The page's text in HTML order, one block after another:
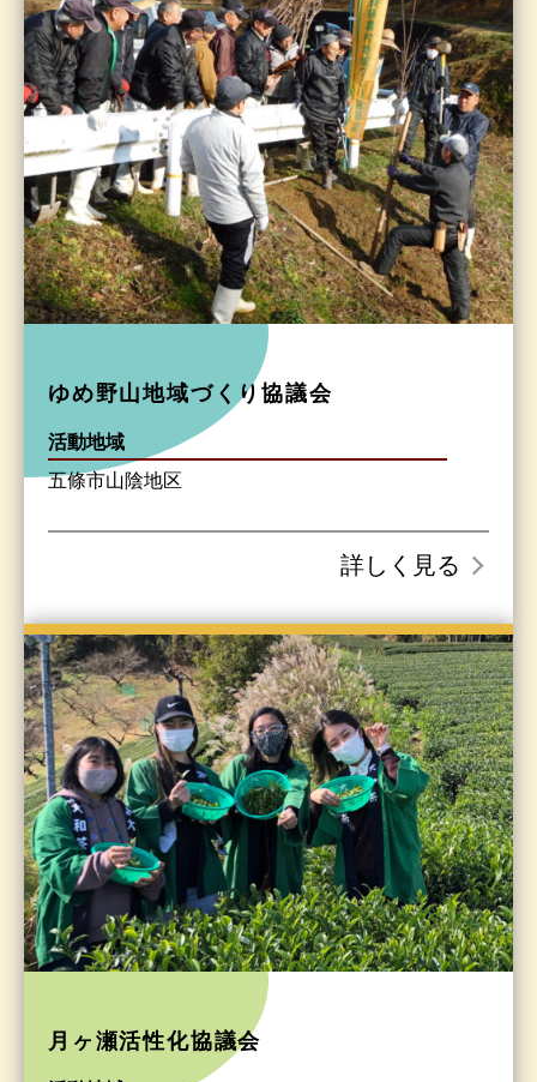
ゆめ野山地域づくり協議会
活動地域
五條市山陰地区
詳しく見る
月ヶ瀬活性化協議会